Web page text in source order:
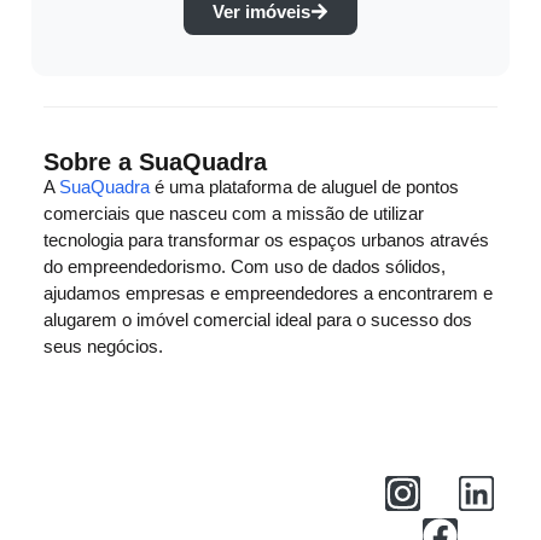
Ver imóveis
Sobre a SuaQuadra
A SuaQuadra é uma plataforma de aluguel de pontos
comerciais que nasceu com a missão de utilizar
tecnologia para transformar os espaços urbanos através
do empreendedorismo. Com uso de dados sólidos,
ajudamos empresas e empreendedores a encontrarem e
alugarem o imóvel comercial ideal para o sucesso dos
seus negócios.